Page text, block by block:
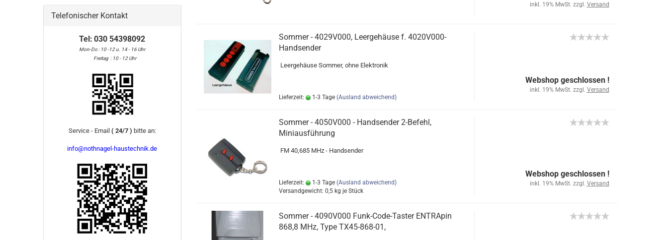
inkl. 19% MwSt. zzgl. Versand
Sommer - 4029V000, Leergehäuse f. 4020V000-
Handsender
Leergehäuse Sommer, ohne Elektronik
Lieferzeit: 1-3 Tage (Ausland abweichend)
Webshop geschlossen !
inkl. 19% MwSt. zzgl. Versand
Sommer - 4050V000 - Handsender 2-Befehl,
Miniausführung
FM 40,685 MHz - Handsender
Lieferzeit: 1-3 Tage (Ausland abweichend)
Versandgewicht: 0,5kg je Stück
Webshop geschlossen !
inkl. 19% MwSt. zzgl. Versand
Sommer - 4090V000 Funk-Code-Taster ENTRApin
868,8 MHz, Type TX45-868-01,
Telefonischer Kontakt
Tel: 030 54398092
Mon-Do : 10 -12 u. 14 - 16 Uhr
Freitag : 10 - 12 Uhr
Service - Email ( 24/7 ) bitte an:
info@nothnagel-haustechnik.de